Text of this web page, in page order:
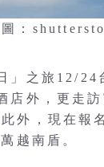
：
」之旅12/24
外，更走
外，現在
越南盾。